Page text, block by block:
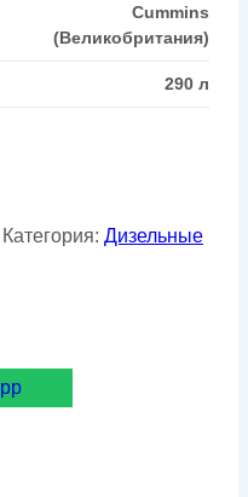
Cummins
(Великобритания)
290 л
Категория: Дизельные